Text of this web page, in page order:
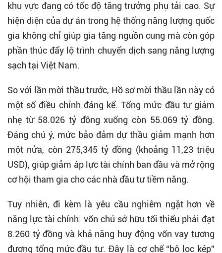
khu vực đang có tốc độ tăng trưởng phụ tải cao. Sự
hiện diện của dự án trong hệ thống năng lượng quốc
gia không chỉ giúp gia tăng nguồn cung mà còn góp
phần thúc đẩy lộ trình chuyển dịch sang năng lượng
sạch tại Việt Nam.
So với lần mời thầu trước, Hồ sơ mời thầu lần này có
một số điều chỉnh đáng kể. Tổng mức đầu tư giảm
nhẹ từ 58.026 tỷ đồng xuống còn 55.069 tỷ đồng.
Đáng chú ý, mức bảo đảm dự thầu giảm mạnh hơn
một nửa, còn 275,345 tỷ đồng (khoảng 11,23 triệu
USD), giúp giảm áp lực tài chính ban đầu và mở rộng
cơ hội tham gia cho các nhà đầu tư tiềm năng.
Tuy nhiên, đi kèm là yêu cầu nghiêm ngặt hơn về
năng lực tài chính: vốn chủ sở hữu tối thiểu phải đạt
8.260 tỷ đồng và khả năng huy động vốn vay tương
đương tổng mức đầu tư. Đây là cơ chế “bộ lọc kép”